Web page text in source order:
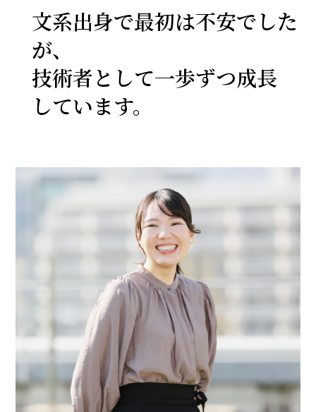
文系出身で最初は不安でした
が、
技術者として一歩ずつ成長
しています。